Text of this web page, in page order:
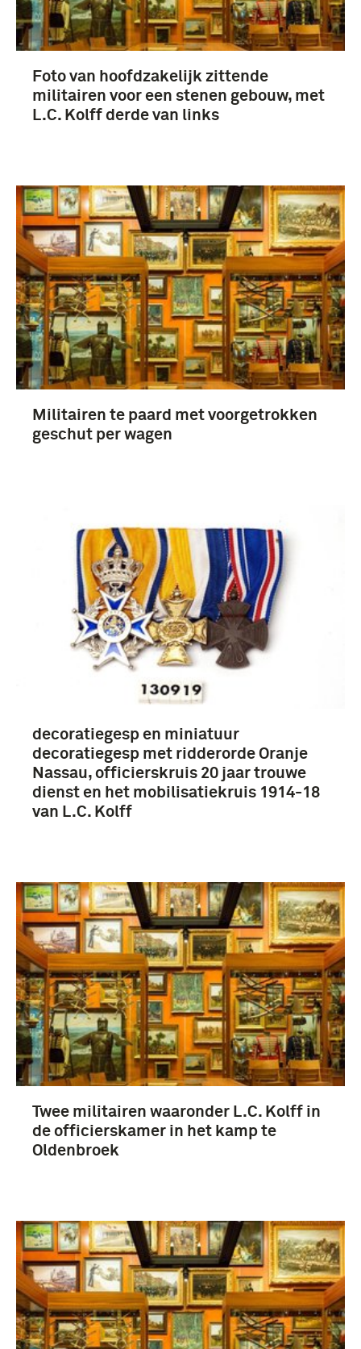
Foto van hoofdzakelijk zittende
militairen voor een stenen gebouw, met
L.C. Kolff derde van links
Militairen te paard met voorgetrokken
geschut per wagen
decoratiegesp en miniatuur
decoratiegesp met ridderorde Oranje
Nassau, officierskruis 20 jaar trouwe
dienst en het mobilisatiekruis 1914-18
van L.C. Kolff
Twee militairen waaronder L.C. Kolff in
de officierskamer in het kamp te
Oldenbroek